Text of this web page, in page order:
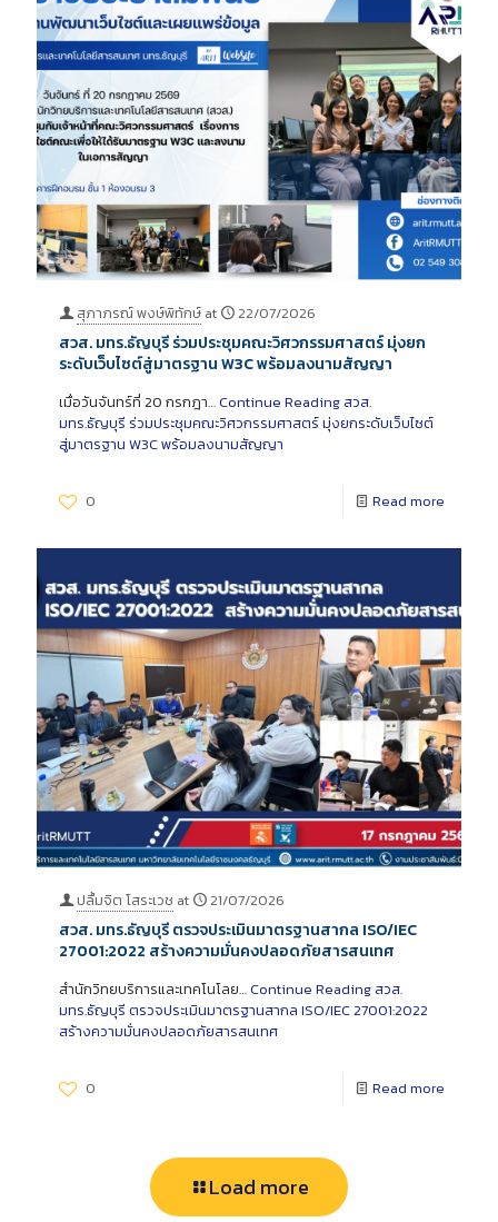
สุภาภรณ์ พงษ์พิทักษ์ at 22/07/2026
สวส. มทร.ธัญบุรี ร่วมประชุมคณะวิศวกรรมศาสตร์ มุ่งยก
ระดับเว็บไซต์สู่มาตรฐาน W3C พร้อมลงนามสัญญา
เมื่อวันจันทร์ที่ 20 กรกฎา… Continue Reading สวส.
มทร.ธัญบุรี ร่วมประชุมคณะวิศวกรรมศาสตร์ มุ่งยกระดับเว็บไซต์
สู่มาตรฐาน W3C พร้อมลงนามสัญญา
0 Read more
ปลื้มจิต โสระเวช at 21/07/2026
สวส. มทร.ธัญบุรี ตรวจประเมินมาตรฐานสากล ISO/IEC
27001:2022 สร้างความมั่นคงปลอดภัยสารสนเทศ
สำนักวิทยบริการและเทคโนโลย… Continue Reading สวส.
มทร.ธัญบุรี ตรวจประเมินมาตรฐานสากล ISO/IEC 27001:2022
สร้างความมั่นคงปลอดภัยสารสนเทศ
0 Read more
Load more